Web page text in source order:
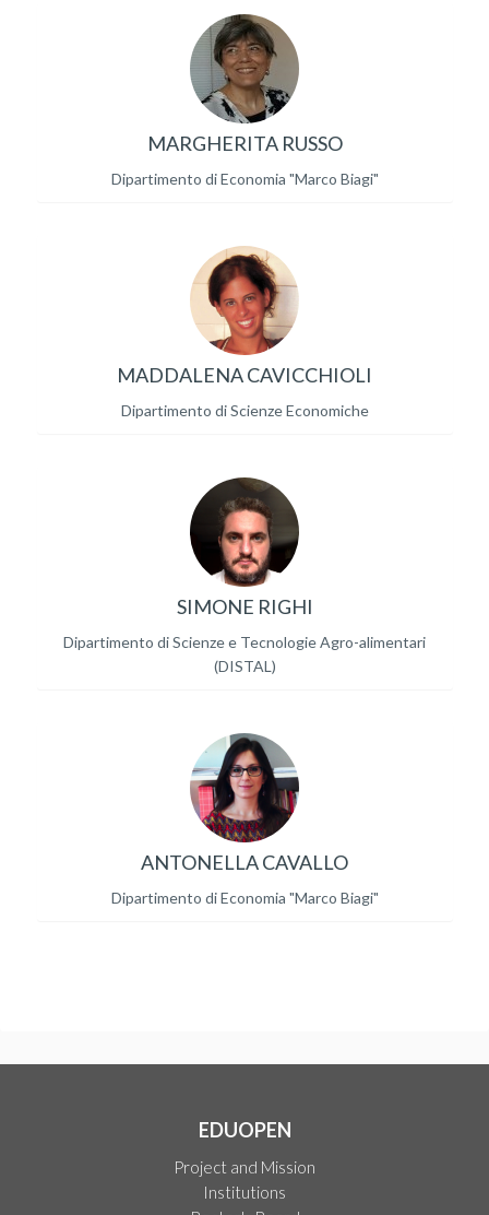
MARGHERITA RUSSO
Dipartimento di Economia "Marco Biagi"
MADDALENA CAVICCHIOLI
Dipartimento di Scienze Economiche
SIMONE RIGHI
Dipartimento di Scienze e Tecnologie Agro-alimentari
(DISTAL)
ANTONELLA CAVALLO
Dipartimento di Economia "Marco Biagi"
EDUOPEN
Project and Mission
Institutions